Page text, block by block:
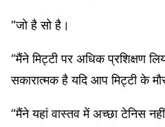
“जो है सो है।
“मैंने मिट्टी पर अधिक प्रशिक्षण
सकारात्मक है यदि आप मिट्टी के
“मैंने यहां वास्तव में अच्छा टेनिस